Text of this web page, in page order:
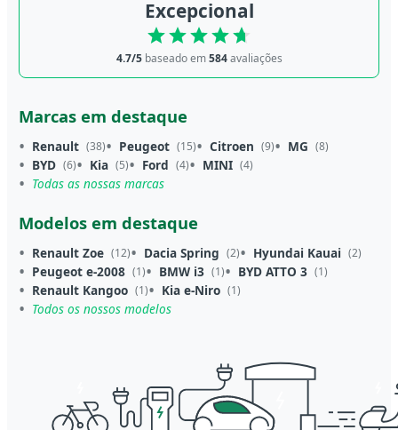
Excepcional
4.7/5baseado em584avaliações
Marcas em destaque
Renault (38) Peugeot (15) Citroen (9) MG (8)
BYD (6) Kia (5) Ford (4) MINI (4)
Todas as nossas marcas
Modelos em destaque
Renault Zoe (12) Dacia Spring (2) Hyundai Kauai (2)
Peugeot e-2008 (1) BMW i3 (1) BYD ATTO 3 (1)
Renault Kangoo (1) Kia e-Niro (1)
Todos os nossos modelos